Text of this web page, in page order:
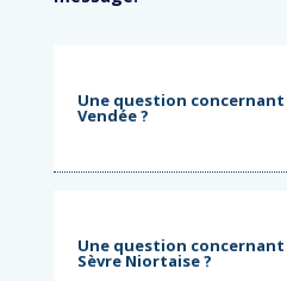
Une question concernant
Vendée ?
Une question concernant
Sèvre Niortaise ?